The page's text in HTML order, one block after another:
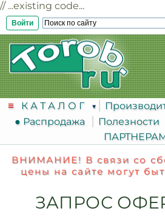
// ...existing code...
Войти
К А Т А Л О Г
● Распродажа
Полезности
ВНИМАНИЕ! В связи со
цены на сайте могут
ЗАПРОС